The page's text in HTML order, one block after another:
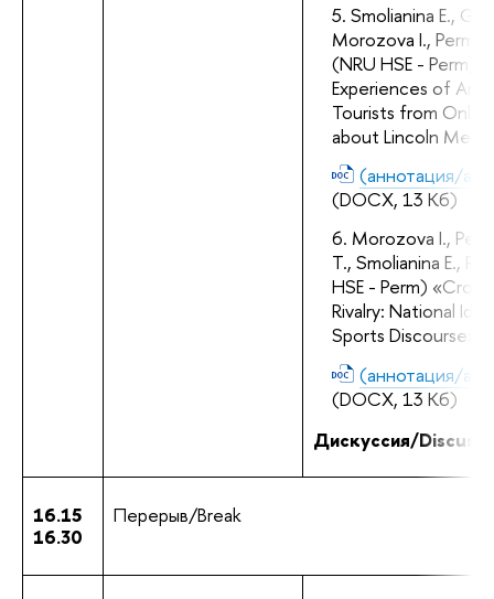
Smolianina Е.,
Morozova I.,
(NRU HSE - Perm)
Experiences of
Tourists from
about Lincoln
(аннотация/
(DOCX, 13 Кб)
Morozova I.,
T., Smolianina E.,
HSE - Perm)
Rivalry: National
Sports Discourse»
(аннотация/
(DOCX, 13 Кб)
Дискуссия/
16.15
16.30
Перерыв/Break